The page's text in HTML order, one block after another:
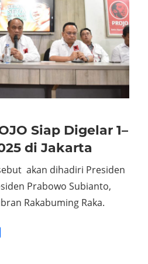
Siap Digelar 1–
di Jakarta
akan dihadiri Presiden
Prabowo Subianto,
Rakabuming Raka.